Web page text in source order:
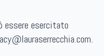
essere esercitato